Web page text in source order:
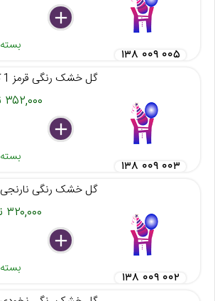
delete
remove
add
بسته
۱۳۸ ۰۰۹ ۰۰۵
گل خشک رنگی قرمز 1 کیلویی
۳۵۲,۰۰۰ تومان
delete
remove
add
بسته
۱۳۸ ۰۰۹ ۰۰۳
گل خشک رنگی نارنجی 1 کیلویی
۳۲۰,۰۰۰ تومان
delete
remove
add
بسته
۱۳۸ ۰۰۹ ۰۰۲